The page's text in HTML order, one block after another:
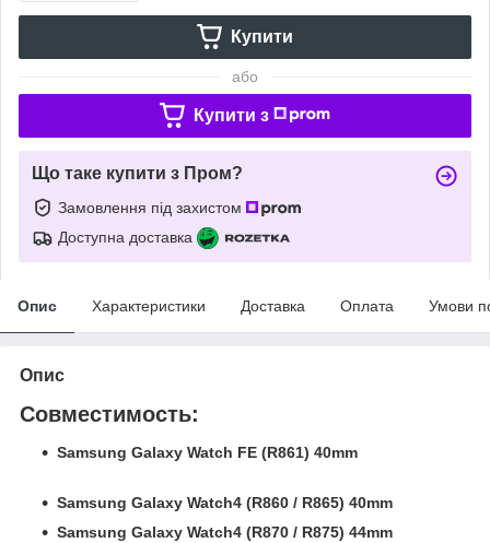
Купити
або
Купити з
Що таке купити з Пром?
Замовлення під захистом
Доступна доставка
Опис Характеристики Доставка Оплата Умови
Опис
Совместимость:
Samsung Galaxy Watch FE (R861) 40mm
Samsung Galaxy Watch4 (R860 / R865) 40mm
Samsung Galaxy Watch4 (R870 / R875) 44mm